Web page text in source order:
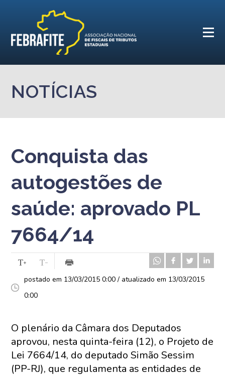
NOTÍCIAS
Conquista das
autogestões de
saúde: aprovado PL
7664/14
postado em 13/03/2015 0:00 / atualizado em 13/03/2015
0:00
O plenário da Câmara dos Deputados
aprovou, nesta quinta-feira (12), o Projeto de
Lei 7664/14, do deputado Simão Sessim
(PP-RJ), que regulamenta as entidades de